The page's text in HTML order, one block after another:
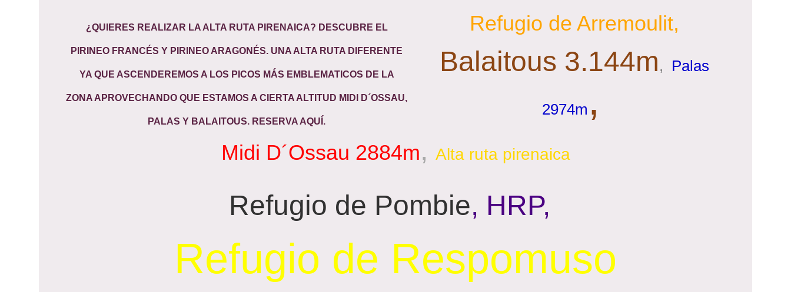
¿QUIERES REALIZAR LA ALTA RUTA PIRENAICA? DESCUBRE EL
PIRINEO FRANCÉS Y PIRINEO ARAGONÉS. UNA ALTA RUTA DIFERENTE
YA QUE ASCENDEREMOS A LOS PICOS MÁS EMBLEMATICOS DE LA
ZONA APROVECHANDO QUE ESTAMOS A CIERTA ALTITUD MIDI D´OSSAU,
PALAS Y BALAITOUS. RESERVA AQUÍ.
Refugio de Arremoulit,
Balaitous 3.144m, Palas
2974m ,
Midi D´Ossau 2884m, Alta ruta pirenaica
Refugio de Pombie, HRP,
Refugio de Respomuso